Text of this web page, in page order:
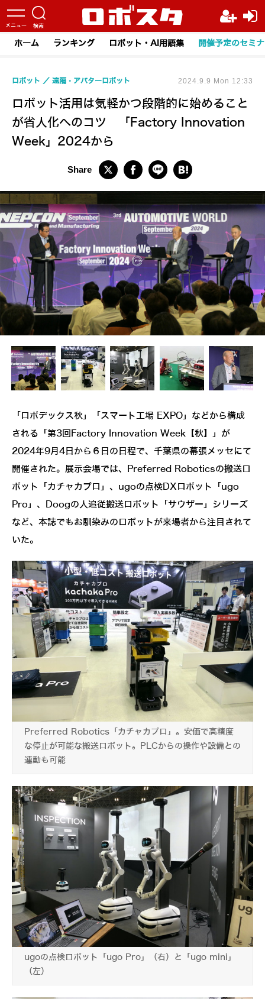
ホーム ランキング ロボット・AI用語集 開催予定のセミ
ロボット活用は気軽かつ段階的に始めること
が省人化へのコツ 「Factory Innovation
Week」2024から
ロボット 遠隔・アバターロボット 2024.9.9 Mon 12:33
「ロボデックス秋」「スマート工場 EXPO」などから構成
される「第3回Factory Innovation Week【秋】」が
2024年9月4日から６日の日程で、千葉県の幕張メッセにて
開催された。展示会場では、Preferred Roboticsの搬送ロ
ボット「カチャカプロ」、ugoの点検DXロボット「ugo
Pro」、Doogの人追従搬送ロボット「サウザー」シリーズ
など、本誌でもお馴染みのロボットが来場者から注目されて
いた。
Preferred Robotics「カチャカプロ」。安価で高精度
な停止が可能な搬送ロボット。PLCからの操作や設備との
連動も可能
ugoの点検ロボット「ugo Pro」（右）と「ugo mini」
（左）